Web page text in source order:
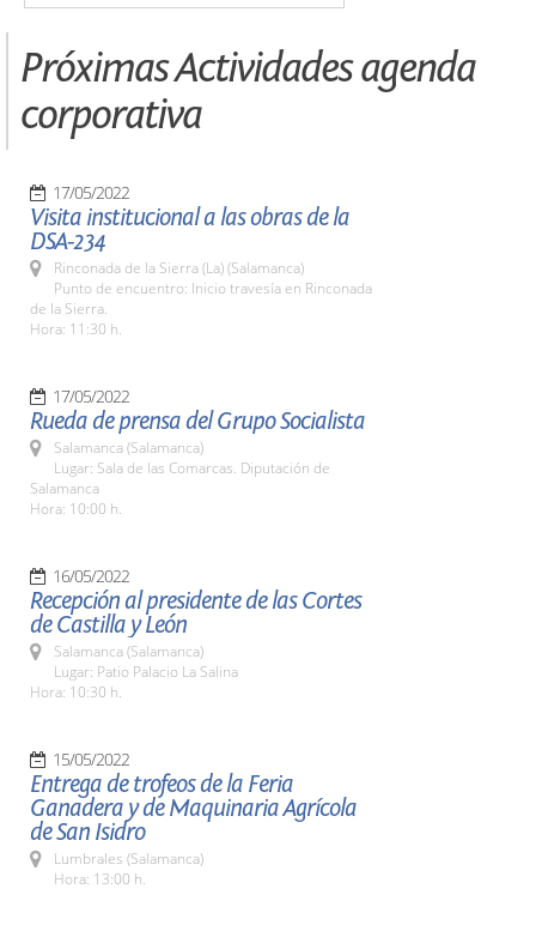
Próximas Actividades agenda
corporativa
17/05/2022
Visita institucional a las obras de la
DSA-234
Rinconada de la Sierra (La) (Salamanca)
Punto de encuentro: Inicio travesía en Rinconada
de la Sierra.
Hora: 11:30 h.
17/05/2022
Rueda de prensa del Grupo Socialista
Salamanca (Salamanca)
Lugar: Sala de las Comarcas. Diputación de
Salamanca
Hora: 10:00 h.
16/05/2022
Recepción al presidente de las Cortes
de Castilla y León
Salamanca (Salamanca)
Lugar: Patio Palacio La Salina
Hora: 10:30 h.
15/05/2022
Entrega de trofeos de la Feria
Ganadera y de Maquinaria Agrícola
de San Isidro
Lumbrales (Salamanca)
Hora: 13:00 h.